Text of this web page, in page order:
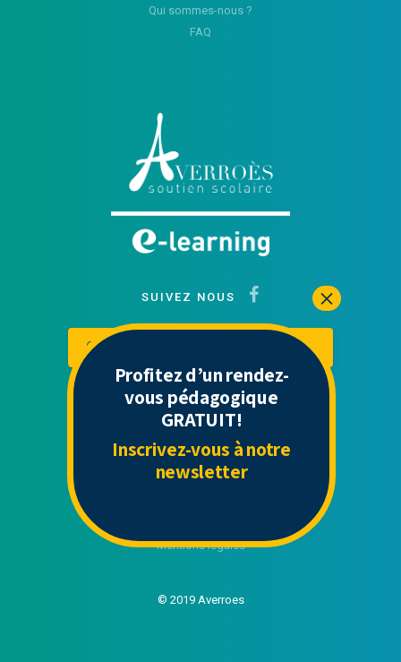
Qui sommes-nous ?
FAQ
SUIVEZ NOUS
Contactez-nous Mon espace
Liens Utiles
Contact
Mentions légales
© 2019 Averroes
Profitez d’un rendez-
vous pédagogique
GRATUIT!
Inscrivez-vous à notre
newsletter